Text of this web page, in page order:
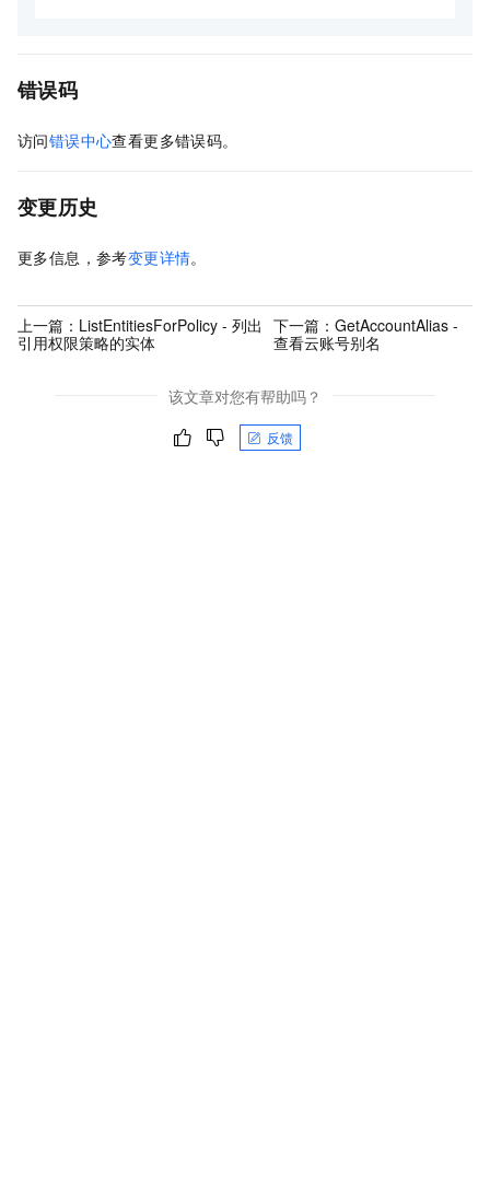
错误码
访问错误中心查看更多错误码。
变更历史
更多信息，参考变更详情。
上一篇： ListEntitiesForPolicy - 列出
引用权限策略的实体
下一篇：GetAccountAlias -
查看云账号别名
该文章对您有帮助吗？
反馈